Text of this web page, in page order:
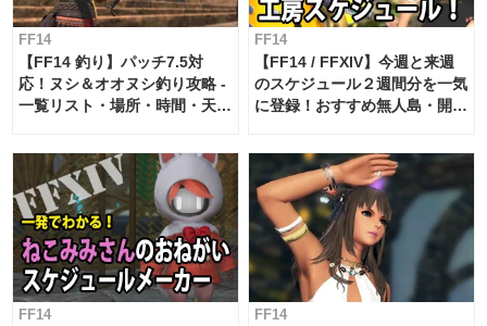
FF14
【FF14 釣り】パッチ7.5対
応！ヌシ＆オオヌシ釣り攻略 -
一覧リスト・場所・時間・天
FF14
【FF14 / FFXIV】今週と来週
のスケジュール２週間分を一気
に登録！おすすめ無人島・開拓
FF14 FF14